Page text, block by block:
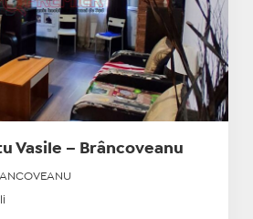
Vasile – Brâncoveanu